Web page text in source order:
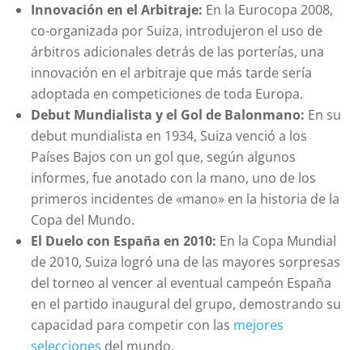
Innovación en el Arbitraje: En la Eurocopa 2008,
co-organizada por Suiza, introdujeron el uso de
árbitros adicionales detrás de las porterías, una
innovación en el arbitraje que más tarde sería
adoptada en competiciones de toda Europa.
Debut Mundialista y el Gol de Balonmano: En su
debut mundialista en 1934, Suiza venció a los
Países Bajos con un gol que, según algunos
informes, fue anotado con la mano, uno de los
primeros incidentes de «mano» en la historia de la
Copa del Mundo.
El Duelo con España en 2010: En la Copa Mundial
de 2010, Suiza logró una de las mayores sorpresas
del torneo al vencer al eventual campeón España
en el partido inaugural del grupo, demostrando su
capacidad para competir con las mejores
selecciones del mundo.